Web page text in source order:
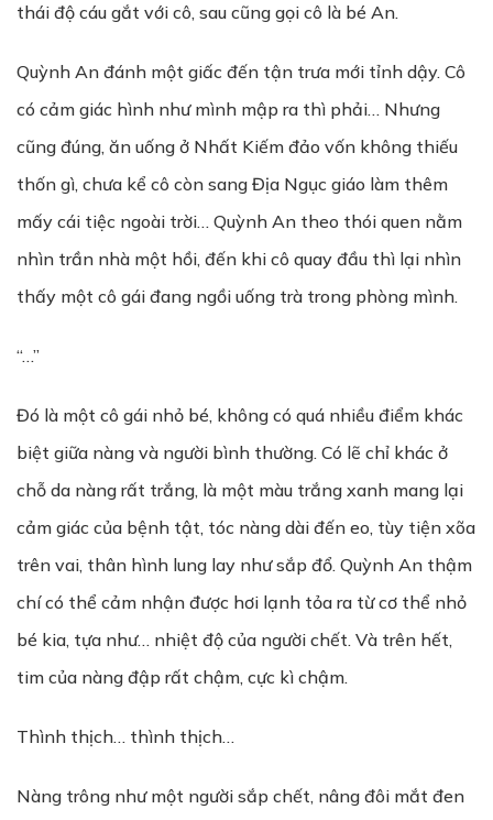
thái độ cáu gắt với cô, sau cũng gọi cô là bé An.
Quỳnh An đánh một giấc đến tận trưa mới tỉnh dậy. Cô
có cảm giác hình như mình mập ra thì phải… Nhưng
cũng đúng, ăn uống ở Nhất Kiếm đảo vốn không thiếu
thốn gì, chưa kể cô còn sang Địa Ngục giáo làm thêm
mấy cái tiệc ngoài trời… Quỳnh An theo thói quen nằm
nhìn trần nhà một hồi, đến khi cô quay đầu thì lại nhìn
thấy một cô gái đang ngồi uống trà trong phòng mình.
“…”
Đó là một cô gái nhỏ bé, không có quá nhiều điểm khác
biệt giữa nàng và người bình thường. Có lẽ chỉ khác ở
chỗ da nàng rất trắng, là một màu trắng xanh mang lại
cảm giác của bệnh tật, tóc nàng dài đến eo, tùy tiện xõa
trên vai, thân hình lung lay như sắp đổ. Quỳnh An thậm
chí có thể cảm nhận được hơi lạnh tỏa ra từ cơ thể nhỏ
bé kia, tựa như… nhiệt độ của người chết. Và trên hết,
tim của nàng đập rất chậm, cực kì chậm.
Thình thịch… thình thịch…
Nàng trông như một người sắp chết, nâng đôi mắt đen